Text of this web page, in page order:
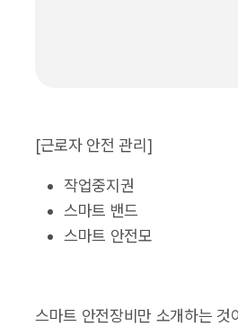
[근로자 안전 관리]
작업중지권
스마트 밴드
스마트 안전모
스마트 안전장비만 소개하는